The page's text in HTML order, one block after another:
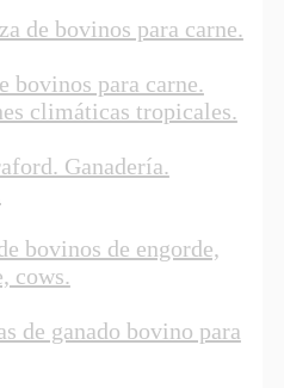
de bovinos para carne.
bovinos para carne.
climáticas tropicales.
Ganadería.
bovinos de engorde,
cows.
de ganado bovino para